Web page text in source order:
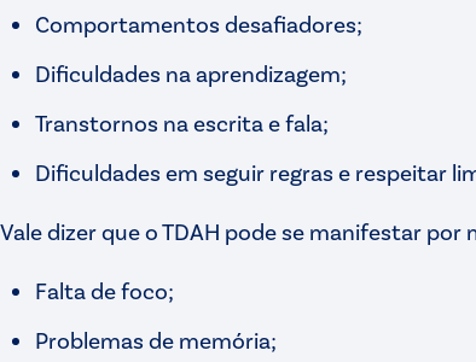
Comportamentos desafiadores;
Dificuldades na aprendizagem;
Transtornos na escrita e fala;
Dificuldades em seguir regras e respeitar
Vale dizer que o TDAH pode se manifestar
Falta de foco;
Problemas de memória;